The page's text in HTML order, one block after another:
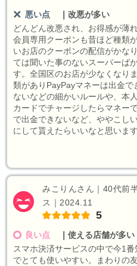
悪い点
改悪が多い
どんどん改悪され、お得感が薄
会員専用クーポンも昔ほど種類
いお店のクーポンの配信がかな
ては聞いた事のないスーパーば
す。全国区のお店が少なくなり
類がありPayPayマネーは出金で
ないなどの細かいルールや、本
カードでチャージしたらマネー
で出金できないなど、ややこし
にして貰えたらいいなと思います
みこりんさん｜40代前
ス｜2024.11
5
良い点
使える店舗が多い
スマホ決済サービスの中で今1
でとても使いやすい。まわりの